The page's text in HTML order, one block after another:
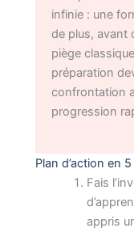
infinie : une
de plus, avant
piège
préparation
confrontation
progression
Plan d’action en
Fais
appris